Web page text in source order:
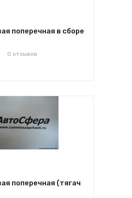
поперечная в сборе
0 отзывов
поперечная (тягач